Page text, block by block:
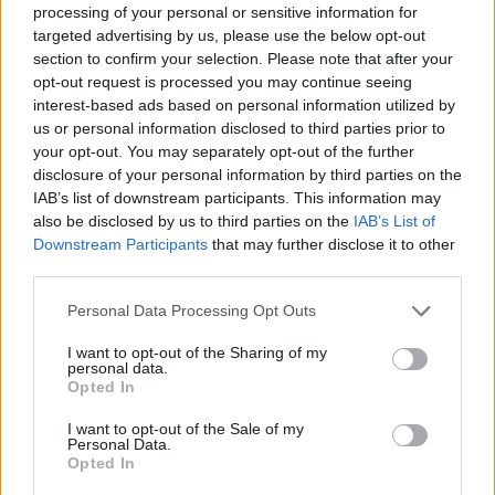
processing of your personal or sensitive information for
targeted advertising by us, please use the below opt-out
section to confirm your selection. Please note that after your
opt-out request is processed you may continue seeing
interest-based ads based on personal information utilized by
us or personal information disclosed to third parties prior to
your opt-out. You may separately opt-out of the further
disclosure of your personal information by third parties on the
IAB’s list of downstream participants. This information may
also be disclosed by us to third parties on the IAB’s List of
Downstream Participants that may further disclose it to other
Personal Data Processing Opt Outs
I want to opt-out of the Sharing of my
personal data.
Opted In
I want to opt-out of the Sale of my
Personal Data.
Opted In
μπορεί να παγιδευτεί ανάμεσα στους νάρθηκες και
στα δόντια, οδηγώντας στην ανάπτυξη βακτηρίων και
πλάκας».
Αν ξεχάσετε να βγάλετε τους νάρθηκές σας πριν
φάτε ένα γλυκό, φροντίστε να τους αφαιρέσετε
μόλις το θυμηθείτε. Όταν τους βγάλετε, να τους
πλύνετε καλά και να βουρτσίσετε προσεκτικά τα
δόντια σας.
Στα τραπέζια
Εάν είστε καλεσμένοι στη διάρκεια των εορτών,
μην παραλείψετε να πάρετε μαζί τη θήκη για
τους αφαιρούμενους νάρθηκές σας. Ποτέ μην
τους αποθηκεύετε στην τσέπη ή στην τσάντα
σας. Ούτε να τους τυλίγετε πρόχειρα σε μια
χαρτοπετσέτα: είναι ορατός ο κίνδυνος στην